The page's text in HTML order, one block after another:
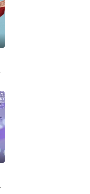
天被他使唤来使唤去、身处
大关和物语》为原案，取
惧里性格开朗直率，却因与